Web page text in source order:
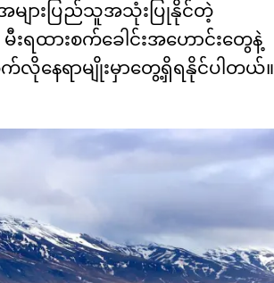
ျားပြည်သူအသုံးပြုနိုင်တဲ့
းရထားစက်ခေါင်းအဟောင်းတွေနဲ့
လိုနေရာမျိုးမှာတွေ့ရှိရနိုင်ပါတယ်။